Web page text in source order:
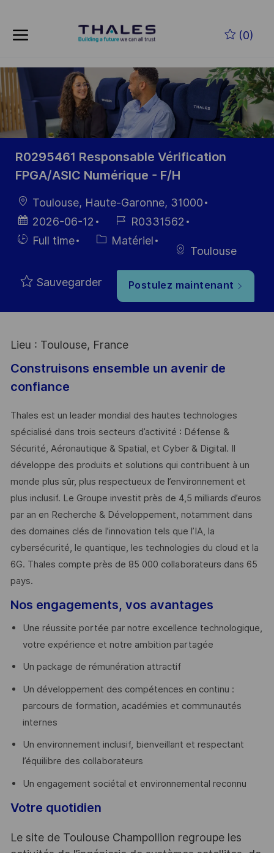
(0)
-
R0295461 Responsable Vérification
FPGA/ASIC Numérique - F/H
localisation
Toulouse, Haute-Garonne, 31000
Date
d’affichage
2026-06-12
Référence
du poste
R0331562
HiringFull time Catégorie
Matériel
Toulouse
Sauvegarder Postulez maintenant
Lieu : Toulouse, France
Construisons ensemble un avenir de
confiance
Thales est un leader mondial des hautes technologies
spécialisé dans trois secteurs d’activité : Défense &
Sécurité, Aéronautique & Spatial, et Cyber & Digital. Il
développe des produits et solutions qui contribuent à un
monde plus sûr, plus respectueux de l’environnement et
plus inclusif. Le Groupe investit près de 4,5 milliards d’euros
par an en Recherche & Développement, notamment dans
des domaines clés de l’innovation tels que l’IA, la
cybersécurité, le quantique, les technologies du cloud et la
6G. Thales compte près de 85 000 collaborateurs dans 65
pays. ​
Nos engagements, vos avantages
Une réussite portée par notre excellence technologique,
votre expérience et notre ambition partagée
Un package de rémunération attractif
Un développement des compétences en continu :
parcours de formation, académies et communautés
internes
Un environnement inclusif, bienveillant et respectant
l’équilibre des collaborateurs
Un engagement sociétal et environnemental reconnu
Votre quotidien
Le site de Toulouse Champollion regroupe les